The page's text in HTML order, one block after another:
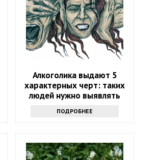
Алкоголика выдают 5
характерных черт: таких
людей нужно выявлять
ПОДРОБНЕЕ